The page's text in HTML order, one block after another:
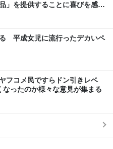
」を提供することに喜びを感じ
たい
平成女児に流行ったデカいペ
フコメ民ですらドン引きレベ
ったのか様々な意見が集まる